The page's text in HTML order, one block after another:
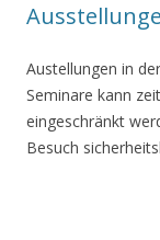
Austellungen in
Seminare kann
eingeschränkt
Besuch